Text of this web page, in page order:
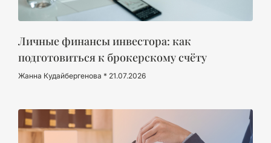
Личные финансы инвестора: как
подготовиться к брокерскому счёту
Жанна Кудайбергенова 21.07.2026